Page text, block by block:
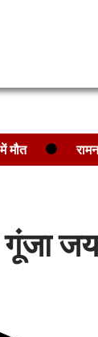
मौत
गूंजा जय